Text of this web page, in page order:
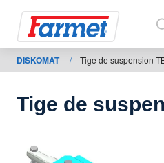
Retour
au site
Boutique
de
DISKOMAT / Tige de suspension
Tige de